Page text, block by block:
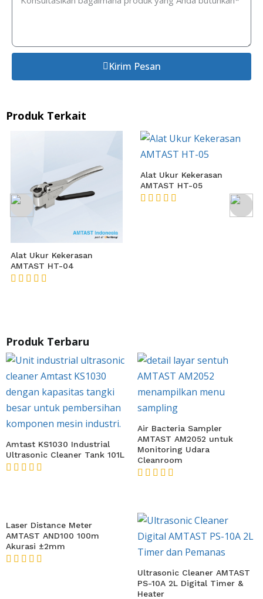
Kirim Pesan
Produk Terkait
Alat Ukur Kekerasan
AMTAST HT-04
Alat Ukur Kekerasan
AMTAST HT-05
Produk Terbaru
Amtast KS1030 Industrial
Ultrasonic Cleaner Tank 101L
Air Bacteria Sampler
AMTAST AM2052 untuk
Monitoring Udara
Cleanroom
Laser Distance Meter
AMTAST AND100 100m
Akurasi ±2mm
Ultrasonic Cleaner AMTAST
PS-10A 2L Digital Timer &
Heater